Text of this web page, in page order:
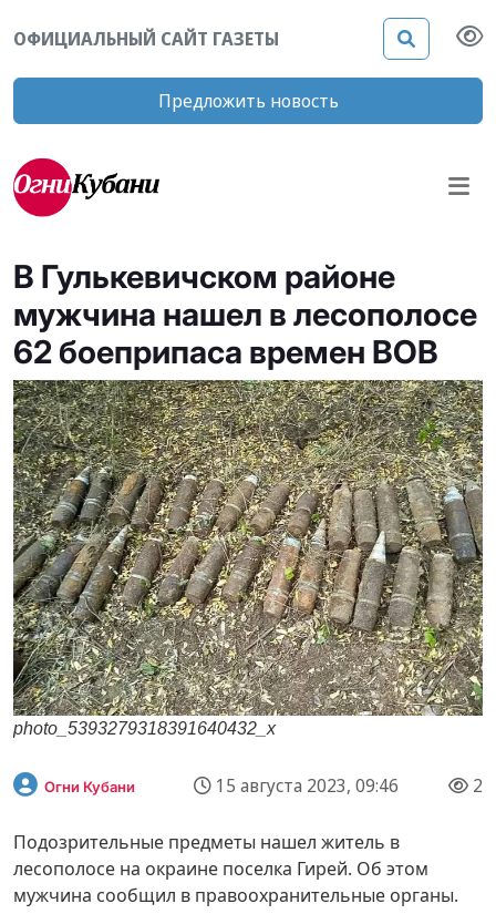
ОФИЦИАЛЬНЫЙ САЙТ ГАЗЕТЫ
Предложить новость
В Гулькевичском районе
мужчина нашел в лесополосе
62 боеприпаса времен ВОВ
photo_5393279318391640432_x
Огни Кубани 15 августа 2023, 09:46 2
Подозрительные предметы нашел житель в
лесополосе на окраине поселка Гирей. Об этом
мужчина сообщил в правоохранительные органы.